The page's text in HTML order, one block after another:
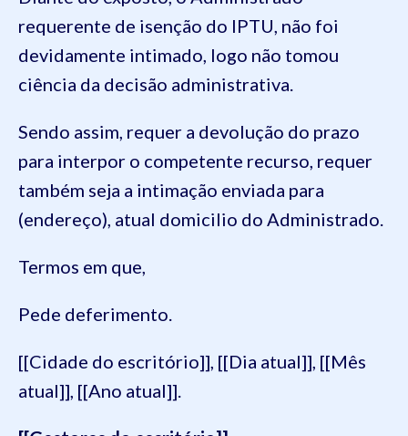
requerente de isenção do IPTU, não foi
devidamente intimado, logo não tomou
ciência da decisão administrativa.
Sendo assim, requer a devolução do prazo
para interpor o competente recurso, requer
também seja a intimação enviada para
(endereço), atual domicilio do Administrado.
Termos em que,
Pede deferimento.
[[Cidade do escritório]], [[Dia atual]], [[Mês
atual]], [[Ano atual]].